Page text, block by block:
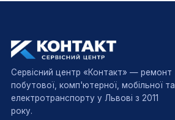
Сервісний центр «Контакт» — ремонт
побутової, комп'ютерної, мобільної та
електротранспорту у Львові з 2011
року.